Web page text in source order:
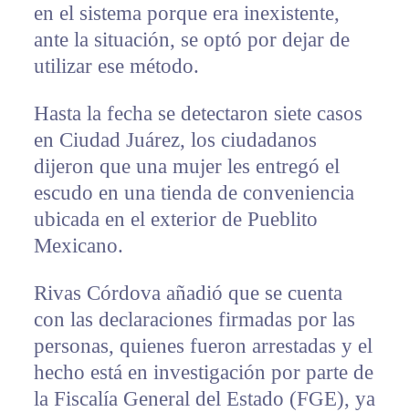
en el sistema porque era inexistente,
ante la situación, se optó por dejar de
utilizar ese método.
Hasta la fecha se detectaron siete casos
en Ciudad Juárez, los ciudadanos
dijeron que una mujer les entregó el
escudo en una tienda de conveniencia
ubicada en el exterior de Pueblito
Mexicano.
Rivas Córdova añadió que se cuenta
con las declaraciones firmadas por las
personas, quienes fueron arrestadas y el
hecho está en investigación por parte de
la Fiscalía General del Estado (FGE), ya